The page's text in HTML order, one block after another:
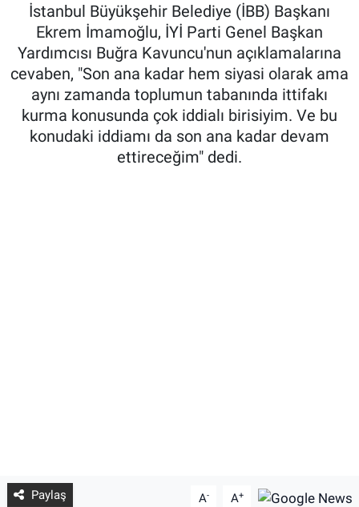
İstanbul Büyükşehir Belediye (İBB) Başkanı
Ekrem İmamoğlu, İYİ Parti Genel Başkan
Yardımcısı Buğra Kavuncu'nun açıklamalarına
cevaben, "Son ana kadar hem siyasi olarak ama
aynı zamanda toplumun tabanında ittifakı
kurma konusunda çok iddialı birisiyim. Ve bu
konudaki iddiamı da son ana kadar devam
ettireceğim" dedi.
Paylaş A- A+
SAĞLIK
ASTROLOJİ
BLOG
Son Dakika Haberleri
Haber Arşivi